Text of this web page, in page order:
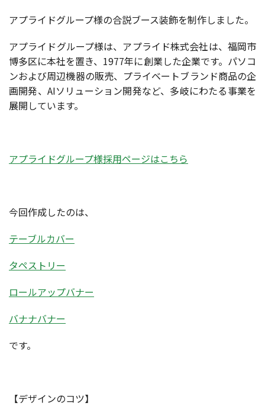
アプライドグループ様の合説ブース装飾を制作しました。
アプライドグループ様は、 アプライド株式会社は、福岡市
博多区に本社を置き、1977年に創業した企業です。 パソコ
ンおよび周辺機器の販売、プライベートブランド商品の企
画開発、AIソリューション開発など、多岐にわたる事業を
展開しています。
アプライドグループ様採用ページはこちら
今回作成したのは、
テーブルカバー
タペストリー
ロールアップバナー
バナナバナー
です。
【デザインのコツ】